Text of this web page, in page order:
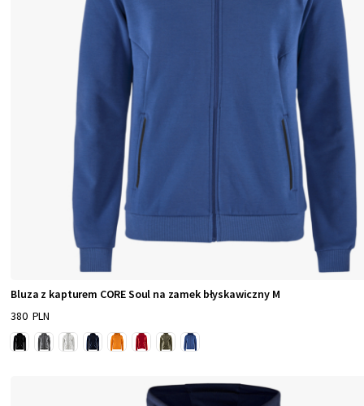
Bluza z kapturem CORE Soul na zamek błyskawiczny M
380 PLN